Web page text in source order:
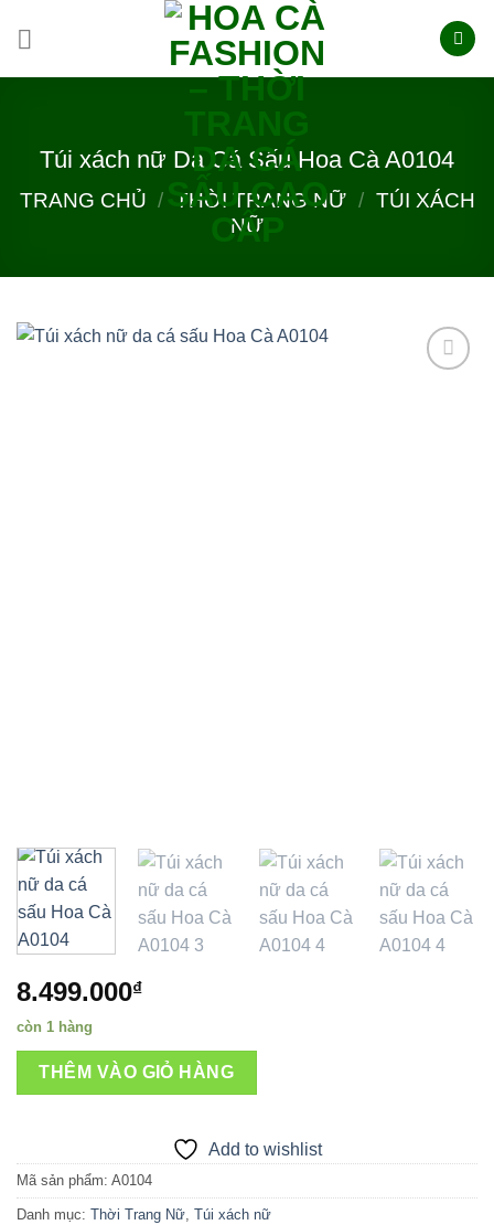
Túi xách nữ Da Cá Sấu Hoa Cà A0104
TRANG CHỦ / THỜI TRANG NỮ / TÚI XÁCH
NỮ
8.499.000₫
còn 1 hàng
THÊM VÀO GIỎ HÀNG
Add to wishlist
Mã sản phẩm: A0104
Danh mục: Thời Trang Nữ Túi xách nữ